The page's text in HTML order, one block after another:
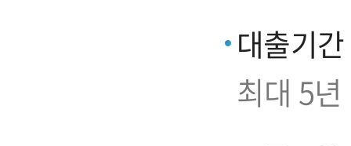
대출기간
최대 5년